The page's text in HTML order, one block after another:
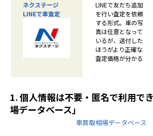
ネクステージ
LINEで車査定
LINEで友だち追加
を行い査定を依頼
する形式。車の写
真は任意となって
いるが、送付した
ほうがより正確な
査定価格が分かる
1. 個人情報は不要・匿名で利用で
場データベース」
車買取相場データベース